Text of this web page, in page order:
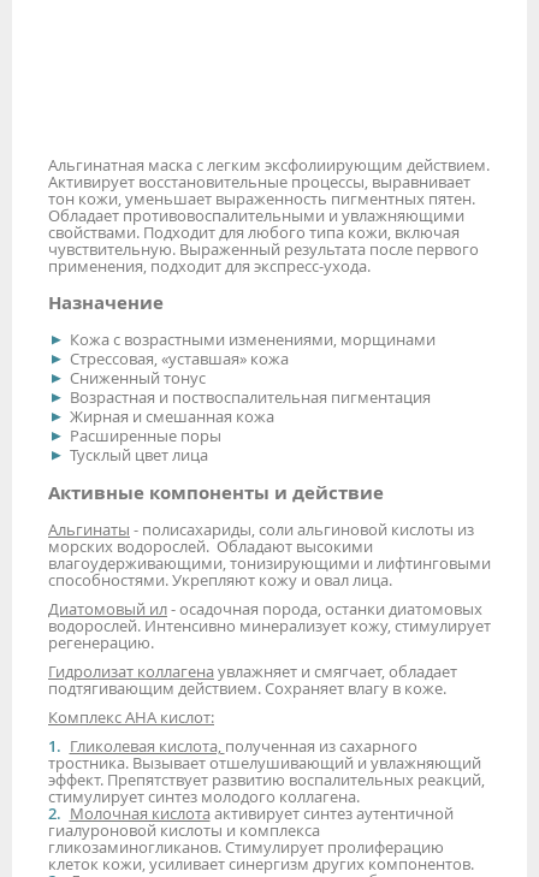
Альгинатная маска с легким эксфолиирующим действием.
Активирует восстановительные процессы, выравнивает
тон кожи, уменьшает выраженность пигментных пятен.
Обладает противовоспалительными и увлажняющими
свойствами. Подходит для любого типа кожи, включая
чувствительную. Выраженный результата после первого
применения, подходит для экспресс-ухода.
Назначение
Кожа с возрастными изменениями, морщинами
Стрессовая, «уставшая» кожа
Сниженный тонус
Возрастная и поствоспалительная пигментация
Жирная и смешанная кожа
Расширенные поры
Тусклый цвет лица
Активные компоненты и действие
Альгинаты - полисахариды, соли альгиновой кислоты из
морских водорослей. Обладают высокими
влагоудерживающими, тонизирующими и лифтинговыми
способностями. Укрепляют кожу и овал лица.
Диатомовый ил- осадочная порода, останки диатомовых
водорослей. Интенсивно минерализует кожу, стимулирует
регенерацию.
Гидролизат коллагена увлажняет и смягчает, обладает
подтягивающим действием. Сохраняет влагу в коже.
Комплекс АНА кислот:
Гликолевая кислота, полученная из сахарного
тростника. Вызывает отшелушивающий и увлажняющий
эффект. Препятствует развитию воспалительных реакций,
стимулирует синтез молодого коллагена.
Молочная кислота активирует синтез аутентичной
гиалуроновой кислоты и комплекса
гликозаминогликанов. Стимулирует пролиферацию
клеток кожи, усиливает синергизм других компонентов.